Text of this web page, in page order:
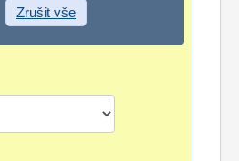
Zrušit vše